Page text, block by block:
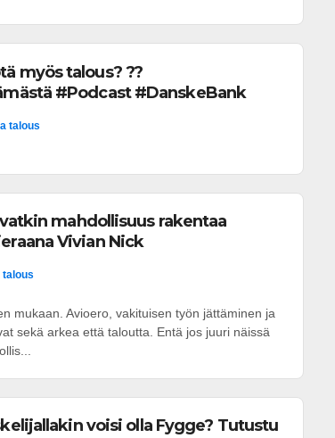
myös talous? ??
#Podcast #DanskeBank
talous
mahdollisuus rakentaa
Vivian Nick
talous
mukaan. Avioero, vakituisen työn jättäminen ja
sekä arkea että taloutta. Entä jos juuri näissä
voisi olla Fygge? Tutustu